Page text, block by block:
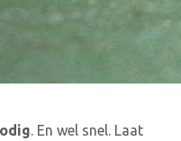
. En wel snel. Laat